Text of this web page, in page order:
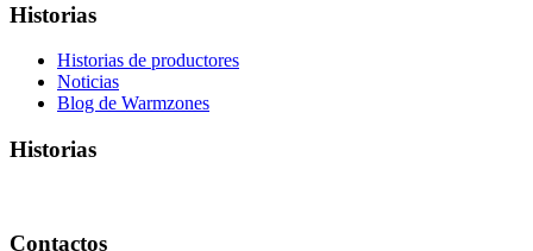
Historias
Historias de productores
Noticias
Blog de Warmzones
Historias
Contactos